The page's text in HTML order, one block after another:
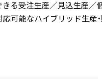
きる受注生産／見込生産／
可能なハイブリッド生産